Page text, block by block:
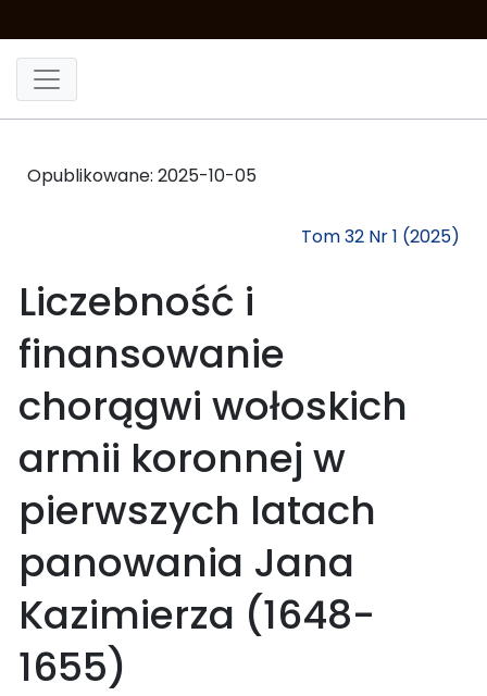
Opublikowane: 2025-10-05
Tom 32 Nr 1 (2025)
Liczebność i
finansowanie
chorągwi wołoskich
armii koronnej w
pierwszych latach
panowania Jana
Kazimierza (1648-
1655)